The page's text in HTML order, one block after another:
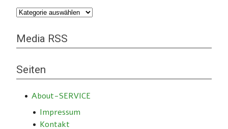
Kategorien
Media RSS
Seiten
About-SERVICE
Impressum
Kontakt